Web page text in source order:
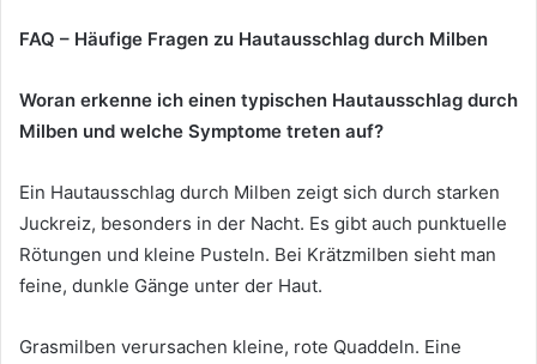
FAQ – Häufige Fragen zu Hautausschlag durch Milben
Woran erkenne ich einen typischen Hautausschlag durch
Milben und welche Symptome treten auf?
Ein Hautausschlag durch Milben zeigt sich durch starken
Juckreiz, besonders in der Nacht. Es gibt auch punktuelle
Rötungen und kleine Pusteln. Bei Krätzmilben sieht man
feine, dunkle Gänge unter der Haut.
Grasmilben verursachen kleine, rote Quaddeln. Eine